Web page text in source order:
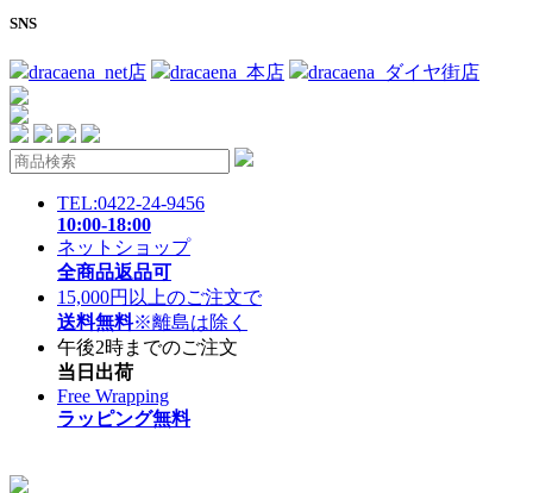
SNS
dracaena_net店 dracaena_本店 dracaena_ダイヤ街店
TEL:0422-24-9456
10:00-18:00
ネットショップ
全商品返品可
15,000円以上のご注文で
送料無料※離島は除く
午後2時までのご注文
当日出荷
Free Wrapping
ラッピング無料